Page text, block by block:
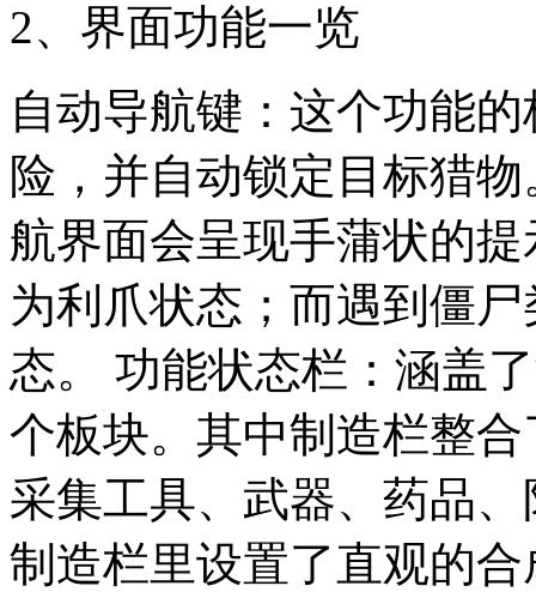
2、界面功能一览
自动导航键：这个功能
险，并自动锁定目标猎
航界面会呈现手蒲状的
为利爪状态；而遇到僵
态。 功能状态栏：涵盖
个板块。其中制造栏整
采集工具、武器、药品
制造栏里设置了直观的